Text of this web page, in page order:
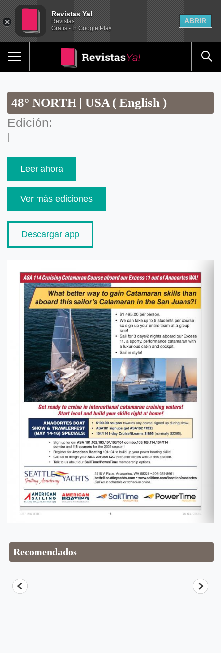
48° NORTH | USA ( English )
Edición:
|
Leer ahora
Ver más ediciones
Descargar app
Recomendados
Revistas Ya!
Revistas
Gratis - In Google Play
ABRIR